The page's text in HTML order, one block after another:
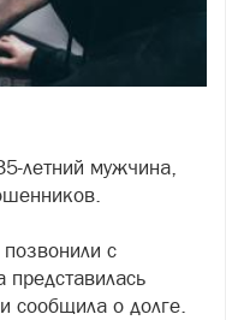
летний мужчина,
с
сообщила о долге.